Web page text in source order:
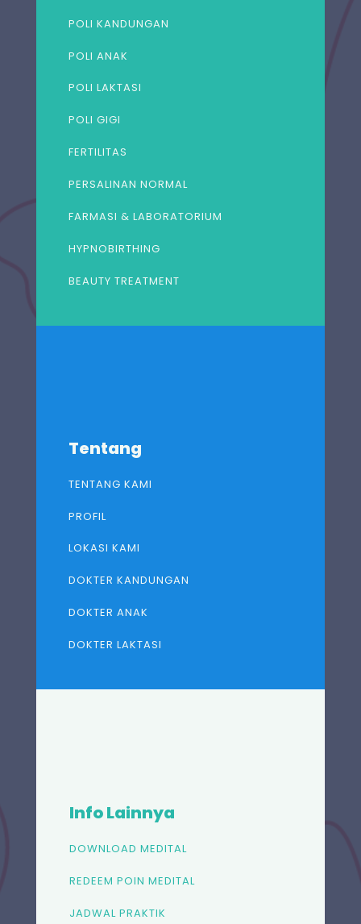
POLI KANDUNGAN
POLI ANAK
POLI LAKTASI
POLI GIGI
FERTILITAS
PERSALINAN NORMAL
FARMASI & LABORATORIUM
HYPNOBIRTHING
BEAUTY TREATMENT
Tentang
TENTANG KAMI
PROFIL
LOKASI KAMI
DOKTER KANDUNGAN
DOKTER ANAK
DOKTER LAKTASI
Info Lainnya
DOWNLOAD MEDITAL
REDEEM POIN MEDITAL
JADWAL PRAKTIK